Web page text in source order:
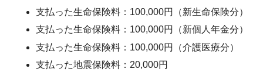
支払った生命保険料：100,000円（新生命保険分）
支払った生命保険料：100,000円（新個人年金分）
支払った生命保険料：100,000円（介護医療分）
支払った地震保険料：20,000円